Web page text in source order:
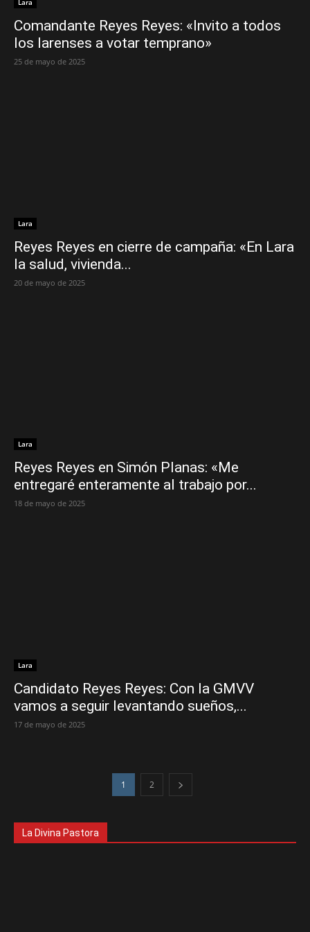
Lara
Comandante Reyes Reyes: «Invito a todos
los larenses a votar temprano»
25 de mayo de 2025
Lara
Reyes Reyes en cierre de campaña: «En Lara
la salud, vivienda...
20 de mayo de 2025
Lara
Reyes Reyes en Simón Planas: «Me
entregaré enteramente al trabajo por...
18 de mayo de 2025
Lara
‎Candidato Reyes Reyes: Con la GMVV
vamos a seguir levantando sueños,...
17 de mayo de 2025
1 2
La Divina Pastora